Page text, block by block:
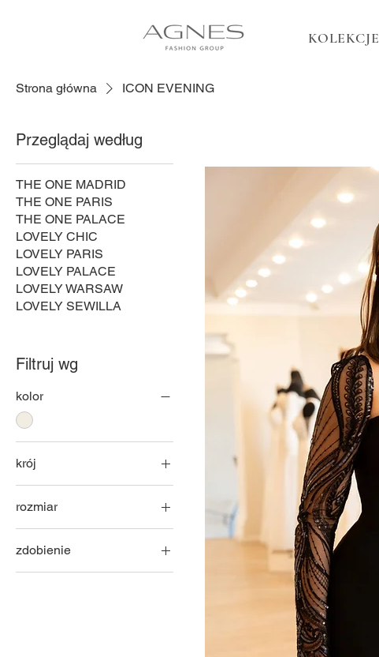
KOLEKCJE
Strona główna ICON EVENING
Przeglądaj według
THE ONE MADRID
THE ONE PARIS
THE ONE PALACE
LOVELY CHIC
LOVELY PARIS
LOVELY PALACE
LOVELY WARSAW
LOVELY SEWILLA
Filtruj wg
kolor
krój
linia A
rozmiar
32
34
zdobienie
gładka